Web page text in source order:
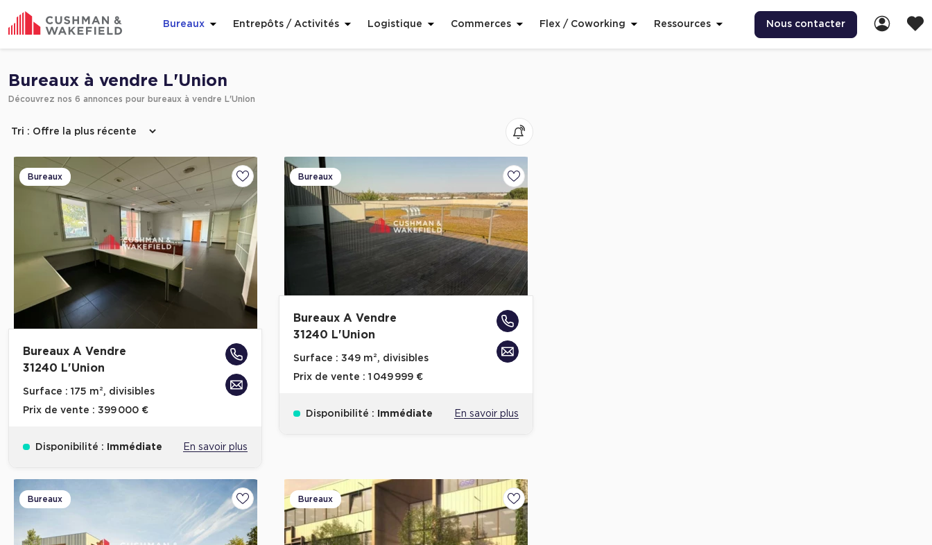
Bureaux Entrepôts / Activités Logistique Commerces Flex / Coworking Ressources Nous contacter
Bureaux à vendre L'Union
Découvrez nos 6 annonces pour bureaux à vendre L'Union
Bureaux
Ajouter aux favoris
Bureaux A Vendre
31240 L'Union
Surface : 175 m², divisibles
Prix de vente : 399 000 €
Disponibilité : Immédiate En savoir plus
Bureaux
Ajouter aux favoris
Bureaux A Vendre
31240 L'Union
Surface : 349 m², divisibles
Prix de vente :1 049 999 €
Disponibilité : Immédiate En savoir plus
Bureaux
Ajouter aux favoris
Bureaux
Ajouter aux favoris